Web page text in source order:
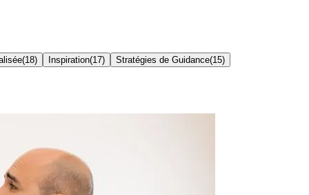
(18) Inspiration(17) Stratégies de Guidance(15)